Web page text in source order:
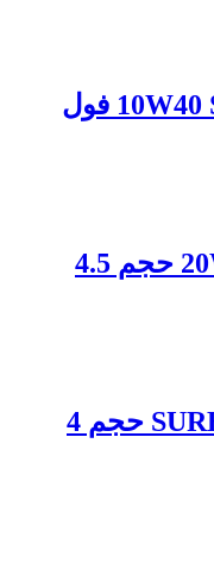
روغن موتور راکی مدل 10W40 SM فول
روغن موتور ترن مدل 20W50 حجم 4.5
روغن موتور ترن مدل SURENA حجم 4